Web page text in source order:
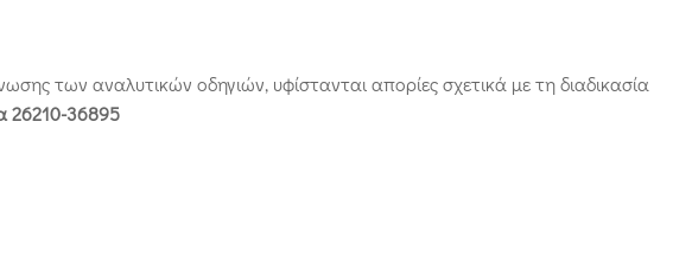
των αναλυτικών οδηγιών, υφίστανται απορίες σχετικά με τη διαδικασία
26210-36895